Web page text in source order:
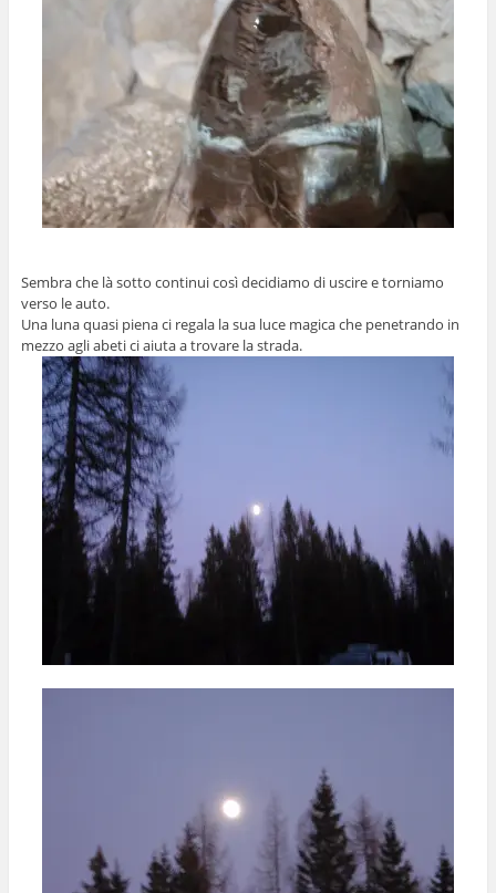
Sembra che là sotto continui così decidiamo di uscire e torniamo
verso le auto.
Una luna quasi piena ci regala la sua luce magica che penetrando in
mezzo agli abeti ci aiuta a trovare la strada.